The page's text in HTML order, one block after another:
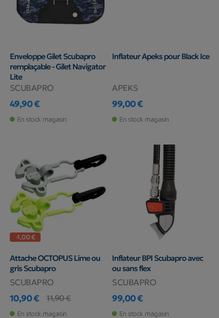
Enveloppe Gilet Scubapro
remplaçable - Gilet Navigator
Lite
SCUBAPRO
Prix
49,90 €
En stock magasin
Inflateur Apeks pour Black Ice
APEKS
Prix
99,00 €
En stock magasin
-1,00 €
Attache OCTOPUS Lime ou
gris Scubapro
SCUBAPRO
Prix
10,90 €
Prix de base
11,90 €
En stock magasin
Inflateur BPI Scubapro avec
ou sans flex
SCUBAPRO
Prix
99,00 €
En stock magasin